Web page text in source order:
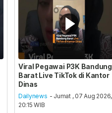
Viral Pegawai P3K Bandung
Barat Live TikTok di Kantor
Dinas
Dailynews - Jumat , 07 Aug 2026,
20:15 WIB